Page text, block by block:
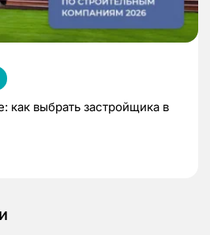
как выбрать застройщика в